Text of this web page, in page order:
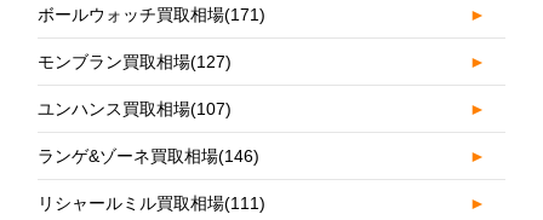
ボールウォッチ買取相場(171) ►
モンブラン買取相場(127) ►
ユンハンス買取相場(107) ►
ランゲ&ゾーネ買取相場(146) ►
リシャールミル買取相場(111) ►